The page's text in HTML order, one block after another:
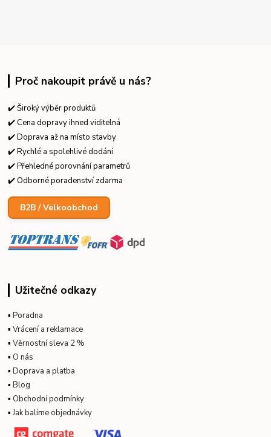
Proč nakoupit právě u nás?
✔️ Široký výběr produktů
✔️ Cena dopravy ihned viditelná
✔️ Doprava až na místo stavby
✔️ Rychlé a spolehlivé dodání
✔️ Přehledné porovnání parametrů
✔️ Odborné poradenství zdarma
B2B / Velkoobchod
Užitečné odkazy
▪Poradna
▪Vrácení a reklamace
▪Věrnostní sleva 2 %
▪ O nás
▪Doprava a platba
▪Blog
▪ Obchodní podmínky
▪Jak balíme objednávky